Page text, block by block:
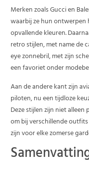
Merken zoals Gucci en
waarbij ze hun ontwerpen
opvallende kleuren.
retro stijlen, met name de
eye zonnebril, met zijn
een favoriet onder
Aan de andere kant zijn
piloten, nu een tijdloze
Deze stijlen zijn niet
om bij verschillende
zijn voor elke zomerse